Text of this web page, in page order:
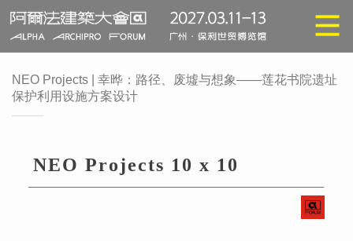
NEO Projects | 幸晔：路径、废墟与想象——莲花书院遗址
保护利用设施方案设计
NEO Projects 10 x 10